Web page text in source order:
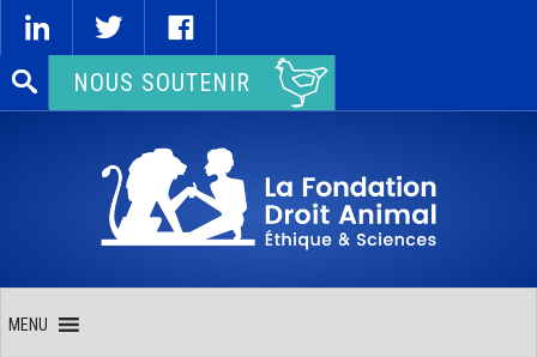
Rechercher :NOUS SOUTENIR
MENU